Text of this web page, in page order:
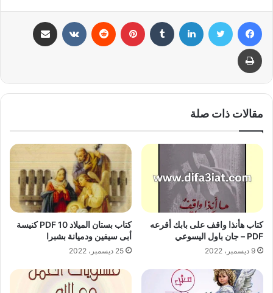
فيسبوك تويتر لينكدإن بينتيريست
طباعة
مقالات ذات صلة
كتاب هأنذا واقف على بابك أقرعه
PDF – جان باول اليسوعي
9 ديسمبر، 2022
كتاب بستان الميلاد 10 PDF كنيسة
أبى سيفين ودميانة بشبرا
25 ديسمبر، 2022